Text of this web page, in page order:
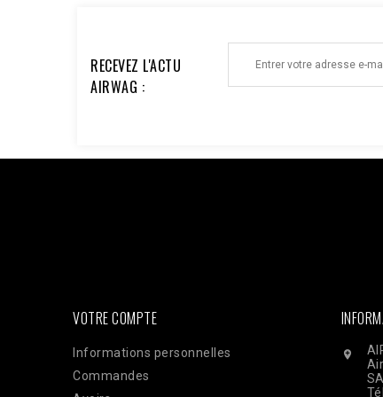
RECEVEZ L'ACTU
AIRWAG :
VOTRE COMPTE
Informations personnelles
Commandes
